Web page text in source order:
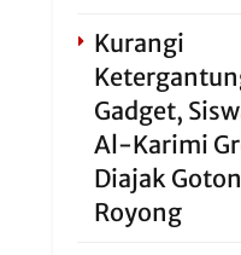
Kurangi
Gadget,
Al-Karimi
Diajak
Royong